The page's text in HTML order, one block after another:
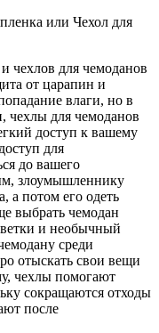
или Чехол для
чехлов для чемоданов
от царапин и
влаги, но в
чехлы для чемоданов
доступ к вашему
для
до вашего
злоумышленнику
а потом его одеть
выбрать чемодан
и необычный
среди
отыскать свои вещи
чехлы помогают
сокращаются отходы
после